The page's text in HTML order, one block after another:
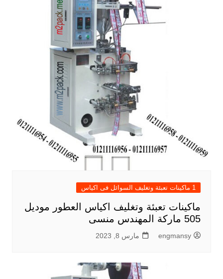
1 ماكينات تعبئة وتغليف السوائل فى اكياس
ماكينات تعبئة وتغليف اكياس العطور موديل
505 ماركة المهندس منسى
engmansy مارس 8, 2023